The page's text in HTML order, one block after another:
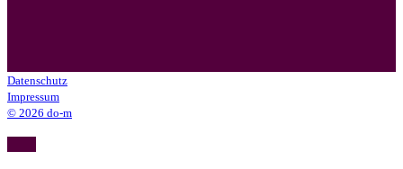
Datenschutz
Impressum
© 2026 do-m